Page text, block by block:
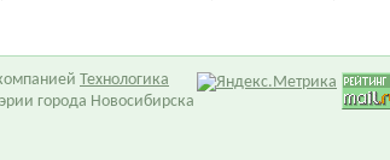
Технологика
города Новосибирска